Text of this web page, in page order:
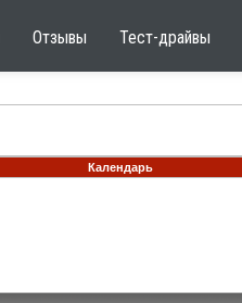
Отзывы Тест-драйвы
Календарь